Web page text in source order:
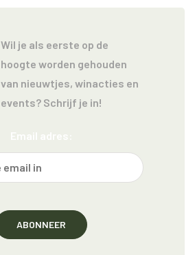
Wil je als eerste op de
hoogte worden gehouden
van nieuwtjes, winacties en
events? Schrijf je in!